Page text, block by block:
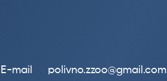
E-mail polivno.zzoo@gmail.com